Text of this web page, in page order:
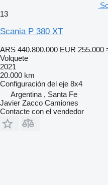
13
Scania P 380 XT
ARS 440.800.000 EUR 255.000
Volquete
2021
20.000 km
Configuración del eje 8x4
Argentina , Santa Fe
Javier Zacco Camiones
Contacte con el vendedor